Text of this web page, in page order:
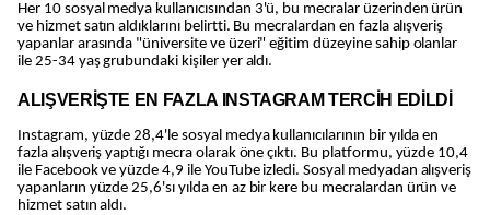
Her 10 sosyal medya kullanıcısından 3'ü, bu mecralar üzerinden ürün
ve hizmet satın aldıklarını belirtti. Bu mecralardan en fazla alışveriş
yapanlar arasında "üniversite ve üzeri" eğitim düzeyine sahip olanlar
ile 25-34 yaş grubundaki kişiler yer aldı.
ALIŞVERİŞTE EN FAZLA INSTAGRAM TERCİH EDİLDİ
Instagram, yüzde 28,4'le sosyal medya kullanıcılarının bir yılda en
fazla alışveriş yaptığı mecra olarak öne çıktı. Bu platformu, yüzde 10,4
ile Facebook ve yüzde 4,9 ile YouTube izledi. Sosyal medyadan alışveriş
yapanların yüzde 25,6'sı yılda en az bir kere bu mecralardan ürün ve
hizmet satın aldı.